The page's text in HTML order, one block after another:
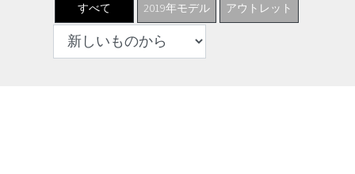
すべて 2019年モデル アウトレット